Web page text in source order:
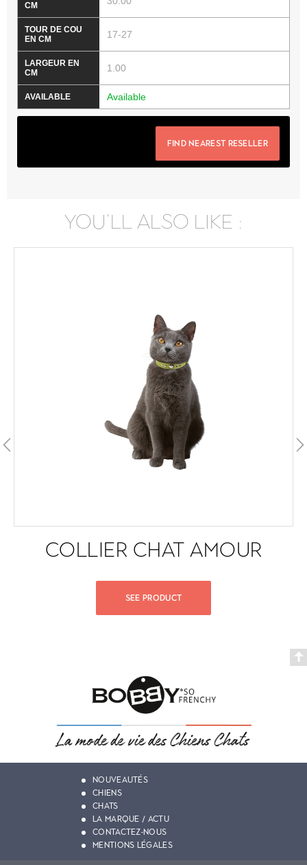
17-27
1.00
Available
FIND NEAREST RESELLER
YOU'LL ALSO LIKE :
COLLIER CHAT AMOUR
SEE PRODUCT
NOUVEAUTÉS
CHIENS
CHATS
LA MARQUE / ACTU
CONTACTEZ-NOUS
MENTIONS LÉGALES